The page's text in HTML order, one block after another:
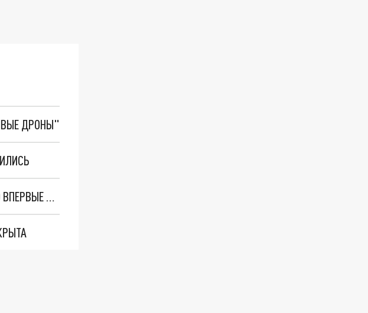
ДРОНЫ"
"ОЧЕНЬ ПЛОХИЕ НОВОСТИ": БОЛЬШАЯ ОШИБКА PALANTIR В РОССИИ. СТРАНЫ НАТО ВПЕРВЫЕ ЗА СВО ОСТАНОВИЛИ ПОСТАВКИ ОРУЖИЯ. ВСУ ТЕРЯЮТ ПРИГРАНИЧЬЕ?